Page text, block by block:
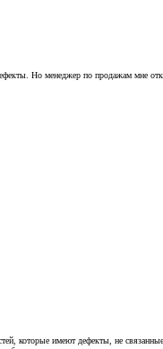
Но менеджер по продажам мне
которые имеют дефекты, не